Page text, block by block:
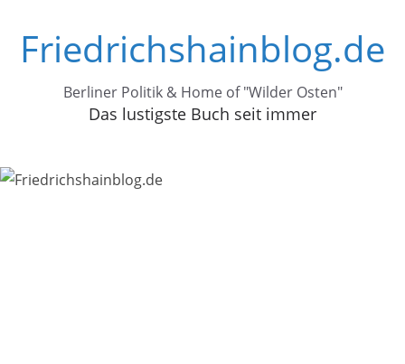
Inhalt
springen
Friedrichshainblog.de
Berliner Politik & Home of "Wilder Osten"
Das lustigste Buch seit immer